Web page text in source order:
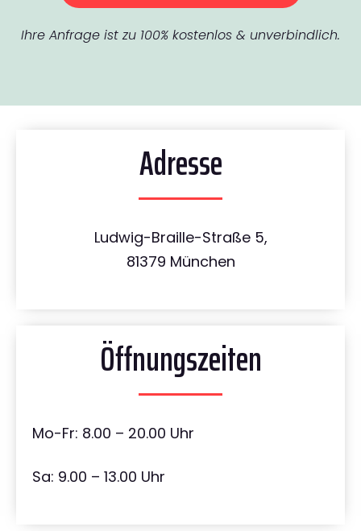
Ihre Anfrage ist zu 100% kostenlos & unverbindlich.
Adresse
Ludwig-Braille-Straße 5,
81379 München
Öffnungszeiten
Mo-Fr: 8.00 – 20.00 Uhr
Sa: 9.00 – 13.00 Uhr